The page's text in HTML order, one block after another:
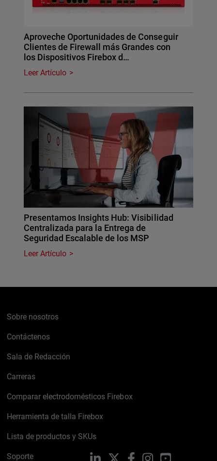
Aproveche Oportunidades de Conseguir
Clientes de Firewall más Grandes con
los Dispositivos Firebox d…
Leer Artículo
Presentamos Insights Hub: Visibilidad
Centralizada para la Entrega de
Seguridad Escalable de los MSP
Leer Artículo
Sobre nosotros
Contáctenos
Sala de Redacción
Carreras
Comparar electrodomésticos Firebox
Herramienta de talla Firebox
Lista de productos y SKUs
Soporte LinkedIn FacebookInstagramYouTube